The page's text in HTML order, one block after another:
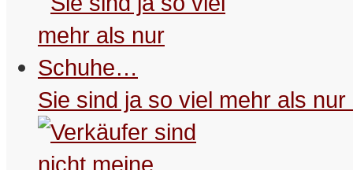
Kürzlich hab‘ ich Lebensinventur
Sie sind ja so viel mehr als